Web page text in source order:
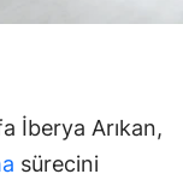
İberya Arıkan,
sürecini